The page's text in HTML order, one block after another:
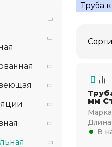
Труба
мм
Марка
Длина:
В